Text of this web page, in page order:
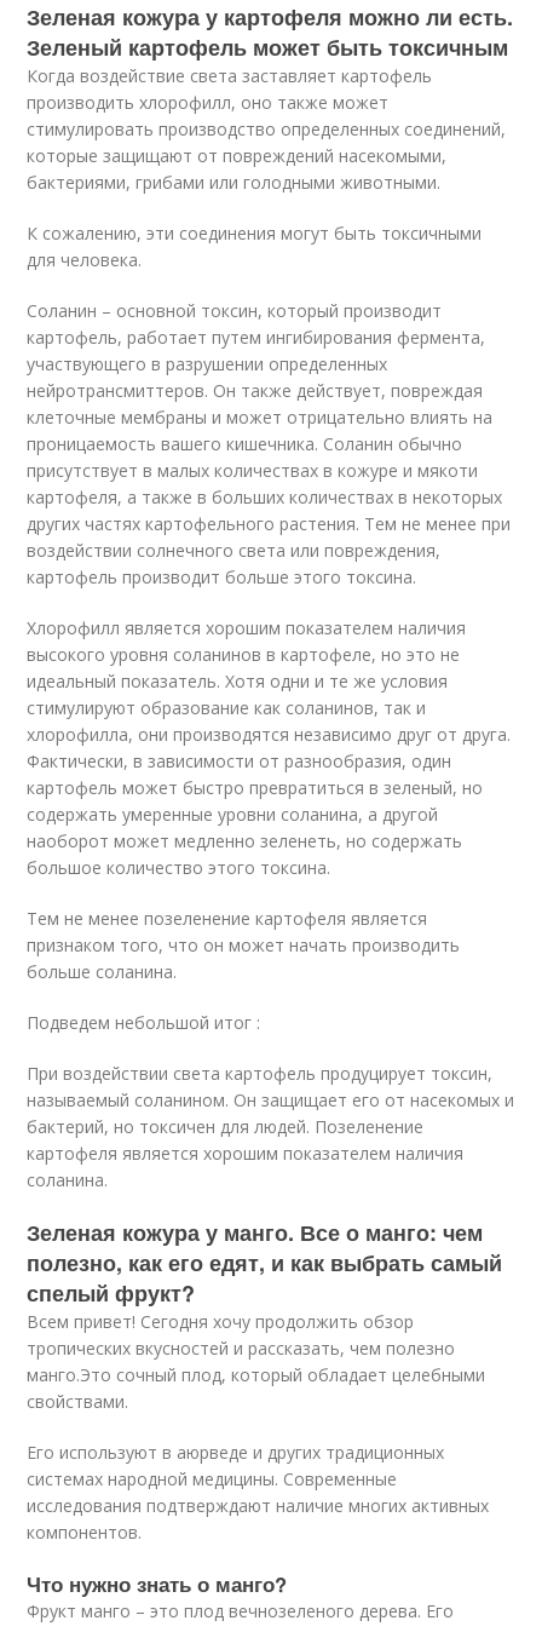
Зеленая кожура у картофеля можно ли есть.
Зеленый картофель может быть токсичным
Когда воздействие света заставляет картофель
производить хлорофилл, оно также может
стимулировать производство определенных соединений,
которые защищают от повреждений насекомыми,
бактериями, грибами или голодными животными.
К сожалению, эти соединения могут быть токсичными
для человека.
Соланин – основной токсин, который производит
картофель, работает путем ингибирования фермента,
участвующего в разрушении определенных
нейротрансмиттеров. Он также действует, повреждая
клеточные мембраны и может отрицательно влиять на
проницаемость вашего кишечника. Соланин обычно
присутствует в малых количествах в кожуре и мякоти
картофеля, а также в больших количествах в некоторых
других частях картофельного растения. Тем не менее при
воздействии солнечного света или повреждения,
картофель производит больше этого токсина.
Хлорофилл является хорошим показателем наличия
высокого уровня соланинов в картофеле, но это не
идеальный показатель. Хотя одни и те же условия
стимулируют образование как соланинов, так и
хлорофилла, они производятся независимо друг от друга.
Фактически, в зависимости от разнообразия, один
картофель может быстро превратиться в зеленый, но
содержать умеренные уровни соланина, а другой
наоборот может медленно зеленеть, но содержать
большое количество этого токсина.
Тем не менее позеленение картофеля является
признаком того, что он может начать производить
больше соланина.
Подведем небольшой итог :
При воздействии света картофель продуцирует токсин,
называемый соланином. Он защищает его от насекомых и
бактерий, но токсичен для людей. Позеленение
картофеля является хорошим показателем наличия
соланина.
Зеленая кожура у манго. Все о манго: чем
полезно, как его едят, и как выбрать самый
спелый фрукт?
Всем привет! Сегодня хочу продолжить обзор
тропических вкусностей и рассказать, чем полезно
манго.Это сочный плод, который обладает целебными
свойствами.
Его используют в аюрведе и других традиционных
системах народной медицины. Современные
исследования подтверждают наличие многих активных
компонентов.
Что нужно знать о манго?
Фрукт манго – это плод вечнозеленого дерева. Его